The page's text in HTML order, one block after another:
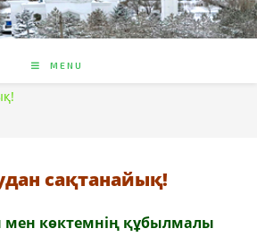
MENU
сақтанайық!
көктемнің құбылмалы